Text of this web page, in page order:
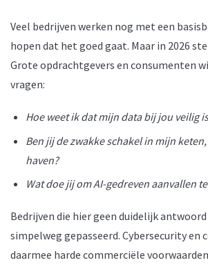
Veel bedrijven werken nog met een
hopen dat het goed gaat. Maar in 2026
Grote opdrachtgevers en consumenten
vragen:
Hoe weet ik dat mijn data bij jou veilig
Ben jij de zwakke schakel in mijn
haven?
Wat doe jij om AI-gedreven aanvallen
Bedrijven die hier geen duidelijk
simpelweg gepasseerd. Cybersecurity
daarmee harde commerciële